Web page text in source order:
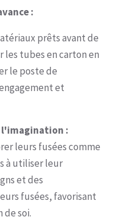
:
prêts avant de
tubes en carton en
le poste de
et
l'imagination :
leurs fusées comme
à utiliser leur
et des
fusées, favorisant
soi.